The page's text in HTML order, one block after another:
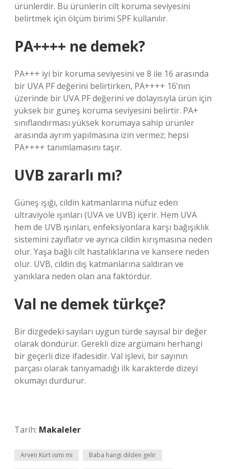
ürünlerdir. Bu ürünlerin cilt koruma seviyesini
belirtmek için ölçüm birimi SPF kullanılır.
PA++++ ne demek?
PA+++ iyi bir koruma seviyesini ve 8 ile 16 arasında
bir UVA PF değerini belirtirken, PA++++ 16’nın
üzerinde bir UVA PF değerini ve dolayısıyla ürün için
yüksek bir güneş koruma seviyesini belirtir. PA+
sınıflandırması yüksek korumaya sahip ürünler
arasında ayrım yapılmasına izin vermez; hepsi
PA++++ tanımlamasını taşır.
UVB zararlı mı?
Güneş ışığı, cildin katmanlarına nüfuz eden
ultraviyole ışınları (UVA ve UVB) içerir. Hem UVA
hem de UVB ışınları, enfeksiyonlara karşı bağışıklık
sistemini zayıflatır ve ayrıca cildin kırışmasına neden
olur. Yaşa bağlı cilt hastalıklarına ve kansere neden
olur. UVB, cildin dış katmanlarına saldıran ve
yanıklara neden olan ana faktördür.
Val ne demek türkçe?
Bir dizgedeki sayıları uygun türde sayısal bir değer
olarak döndürür. Gerekli dize argümanı herhangi
bir geçerli dize ifadesidir. Val işlevi, bir sayının
parçası olarak tanıyamadığı ilk karakterde dizeyi
okumayı durdurur.
Tarih: Makaleler
Arven Kürt ismi mi Baba hangi dilden gelir